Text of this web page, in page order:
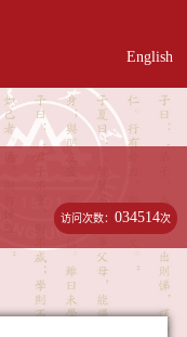
English
访问次数：034514次